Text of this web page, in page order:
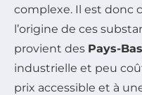
complexe. Il est donc
l’origine de ces
provient des Pays-Bas
industrielle et peu
prix accessible et à